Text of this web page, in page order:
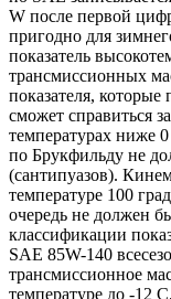
W после первой
пригодно для
показатель
трансмиссионных
показателя, которые
сможет справиться
температурах ниже
по Брукфильду не
(сантипуазов).
температуре 100
очередь не должен
классификации
SAE 85W-140
трансмиссионное
температуре до -12